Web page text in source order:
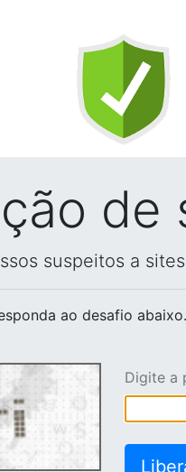
de
suspeitos a
ao desafio abaixo.
Digite a